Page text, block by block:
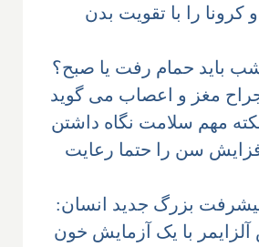
و کرونا را با تقویت بدن
باید حمام رفت یا صبح؟
مغز و اعصاب می گوید
۱۰ نکته مهم سلامت نگاه داشتن
سن را حتما رعایت
بزرگ جدید انسان:
با یک آزمایش خون